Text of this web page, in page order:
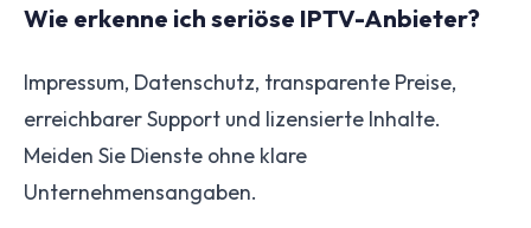
Wie erkenne ich seriöse IPTV-Anbieter?
Impressum, Datenschutz, transparente Preise,
erreichbarer Support und lizensierte Inhalte.
Meiden Sie Dienste ohne klare
Unternehmensangaben.